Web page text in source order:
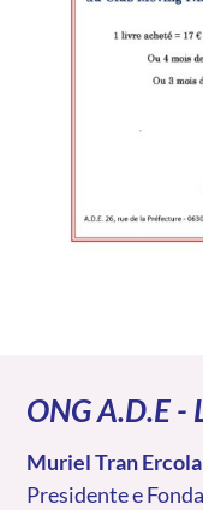
ONG A.D.E -
Muriel Tran
Presidente e